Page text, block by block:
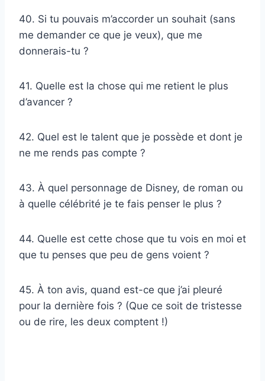
40. Si tu pouvais m’accorder un souhait (sans
me demander ce que je veux), que me
donnerais-tu ?
41. Quelle est la chose qui me retient le plus
d’avancer ?
42. Quel est le talent que je possède et dont je
ne me rends pas compte ?
43. À quel personnage de Disney, de roman ou
à quelle célébrité je te fais penser le plus ?
44. Quelle est cette chose que tu vois en moi et
que tu penses que peu de gens voient ?
45. À ton avis, quand est-ce que j’ai pleuré
pour la dernière fois ? (Que ce soit de tristesse
ou de rire, les deux comptent !)